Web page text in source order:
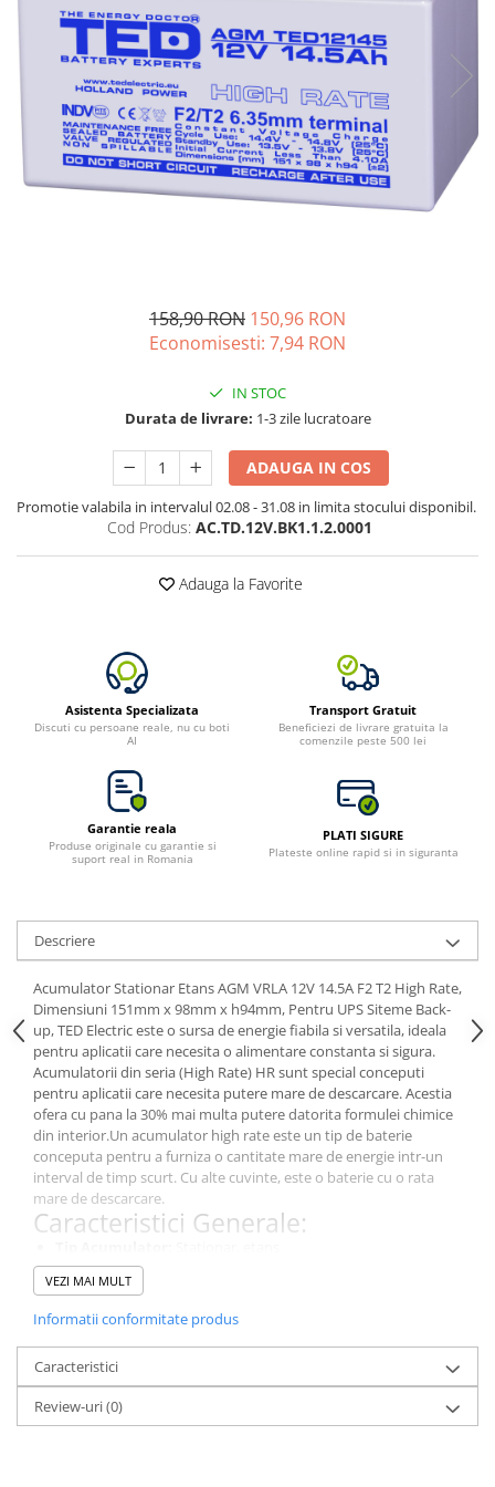
Acumulatori de stocare
Componente sisteme de balcon
158,90 RON 150,96 RON
Economisesti: 7,94 RON
IN STOC
Durata de livrare: 1-3 zile lucratoare
ADAUGA IN COS
Promotie valabila in intervalul 02.08 - 31.08 in limita stocului disponibil.
Cod Produs: AC.TD.12V.BK1.1.2.0001
Adauga la Favorite
Asistenta Specializata
Discuti cu persoane reale, nu cu boti
AI
Transport Gratuit
Beneficiezi de livrare gratuita la
comenzile peste 500 lei
Garantie reala
Produse originale cu garantie si
suport real in Romania
PLATI SIGURE
Plateste online rapid si in siguranta
Descriere
Acumulator Stationar Etans AGM VRLA 12V 14.5A F2 T2 High Rate,
Dimensiuni 151mm x 98mm x h94mm, Pentru UPS Siteme Back-
up, TED Electric este o sursa de energie fiabila si versatila, ideala
pentru aplicatii care necesita o alimentare constanta si sigura.
Acumulatorii din seria (High Rate) HR sunt special conceputi
pentru aplicatii care necesita putere mare de descarcare. Acestia
ofera cu pana la 30% mai multa putere datorita formulei chimice
din interior.Un acumulator high rate este un tip de baterie
conceputa pentru a furniza o cantitate mare de energie intr-un
interval de timp scurt. Cu alte cuvinte, este o baterie cu o rata
mare de descarcare.
Caracteristici Generale:
Tehnologie:AGM VRLA, Fara Intretinere (Plumb Acid),
Sigilata, Placi plane
Tensiune Nominala:
12V
Capacitate:14.5Ah (Amperi-ora)
Dimensiuni:151mm x 98mm x h94mm (Lungime x Latime x
Inaltime)
Greutate:Aproximativ 3.5Kg
High Rate:
VEZI MAI MULT
Informatii conformitate produs
Caracteristici
Review-uri(0)